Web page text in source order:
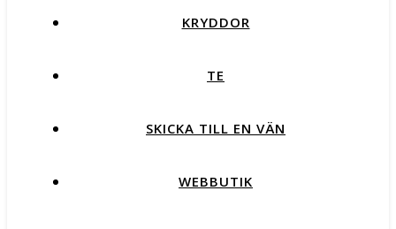
KRYDDOR
TE
SKICKA TILL EN VÄN
WEBBUTIK